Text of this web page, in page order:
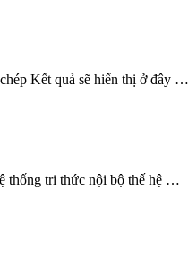
Kết quả sẽ hiển thị ở đây …
thống tri thức nội bộ thế hệ …